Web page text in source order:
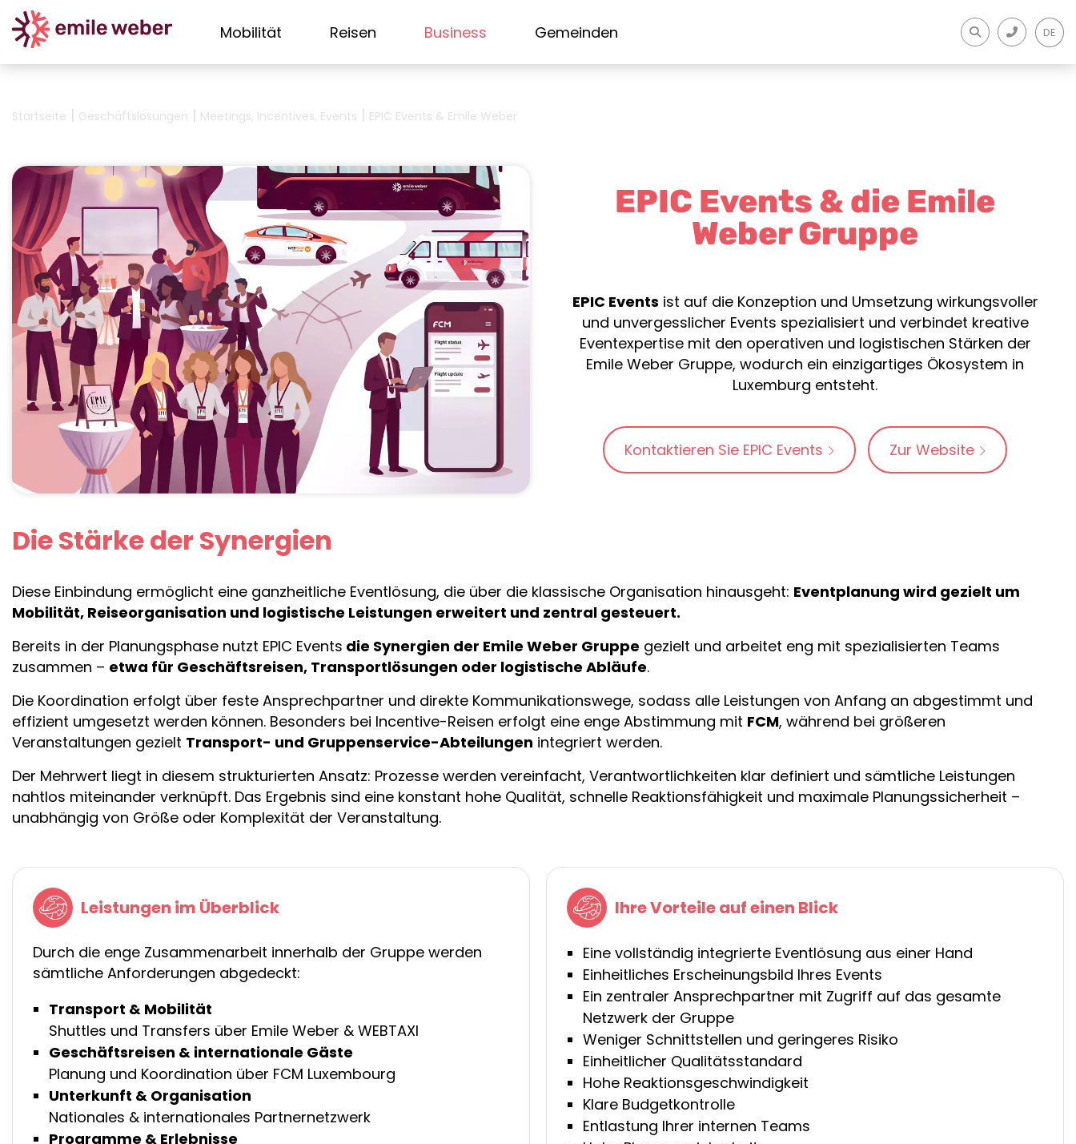
Mobilität Reisen Business Gemeinden DE
Startseite | Geschäftslösungen | Meetings, Incentives, Events | EPIC Events & Emile Weber
EPIC Events & die Emile
Weber Gruppe
EPIC Events ist auf die Konzeption und Umsetzung wirkungsvoller
und unvergesslicher Events spezialisiert und verbindet kreative
Eventexpertise mit den operativen und logistischen Stärken der
Emile Weber Gruppe, wodurch ein einzigartiges Ökosystem in
Luxemburg entsteht.
Kontaktieren Sie EPIC Events Zur Website
Die Stärke der Synergien
Diese Einbindung ermöglicht eine ganzheitliche Eventlösung, die über die klassische Organisation hinausgeht: Eventplanung wird gezielt um
Mobilität, Reiseorganisation und logistische Leistungen erweitert und zentral gesteuert.
Bereits in der Planungsphase nutzt EPIC Events die Synergien der Emile Weber Gruppe gezielt und arbeitet eng mit spezialisierten Teams
zusammen – etwa für Geschäftsreisen, Transportlösungen oder logistische Abläufe.
Die Koordination erfolgt über feste Ansprechpartner und direkte Kommunikationswege, sodass alle Leistungen von Anfang an abgestimmt und
effizient umgesetzt werden können. Besonders bei Incentive-Reisen erfolgt eine enge Abstimmung mit FCM, während bei größeren
Veranstaltungen gezielt Transport- und Gruppenservice-Abteilungen integriert werden.
Der Mehrwert liegt in diesem strukturierten Ansatz: Prozesse werden vereinfacht, Verantwortlichkeiten klar definiert und sämtliche Leistungen
nahtlos miteinander verknüpft. Das Ergebnis sind eine konstant hohe Qualität, schnelle Reaktionsfähigkeit und maximale Planungssicherheit –
unabhängig von Größe oder Komplexität der Veranstaltung.
Leistungen im Überblick
Durch die enge Zusammenarbeit innerhalb der Gruppe werden
sämtliche Anforderungen abgedeckt:
Transport & Mobilität
Shuttles und Transfers über Emile Weber & WEBTAXI
Geschäftsreisen & internationale Gäste
Planung und Koordination über FCM Luxembourg
Unterkunft & Organisation
Nationales & internationales Partnernetzwerk
Programme & Erlebnisse
Ihre Vorteile auf einen Blick
Eine vollständig integrierte Eventlösung aus einer Hand
Einheitliches Erscheinungsbild Ihres Events
Ein zentraler Ansprechpartner mit Zugriff auf das gesamte
Netzwerk der Gruppe
Weniger Schnittstellen und geringeres Risiko
Einheitlicher Qualitätsstandard
Hohe Reaktionsgeschwindigkeit
Klare Budgetkontrolle
Entlastung Ihrer internen Teams